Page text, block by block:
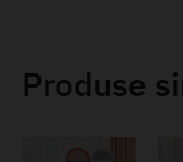
Produse